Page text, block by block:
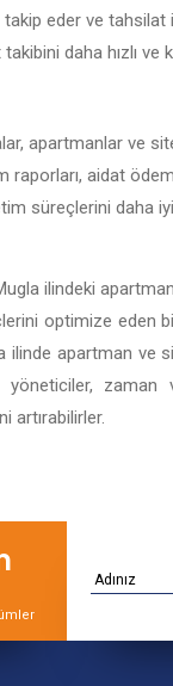
eder ve
daha hızlı ve
apartmanlar ve
raporları, aidat
süreçlerini daha
ilindeki
optimize eden
ilinde apartman ve
yöneticiler,
artırabilirler.